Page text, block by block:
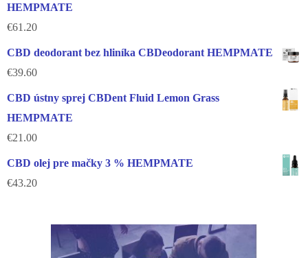
HEMPMATE
€61.20
CBD deodorant bez hliníka CBDeodorant HEMPMATE
€39.60
CBD ústny sprej CBDent Fluid Lemon Grass
HEMPMATE
€21.00
CBD olej pre mačky 3 % HEMPMATE
€43.20